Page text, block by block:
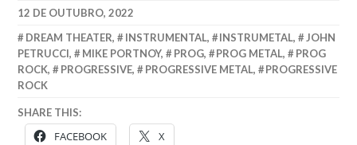
12 DE OUTUBRO, 2022
DREAM THEATER, INSTRUMENTAL, INSTRUMETAL,
JOHN
PETRUCCI, MIKE PORTNOY, PROG, PROG METAL,
PROG
ROCK, PROGRESSIVE, PROGRESSIVE METAL,
PROGRESSIVE
ROCK
SHARE THIS:
FACEBOOK X